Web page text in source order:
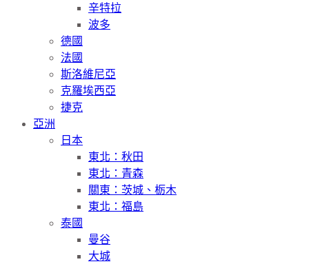
辛特拉
波多
德國
法國
斯洛維尼亞
克羅埃西亞
捷克
亞洲
日本
東北：秋田
東北：青森
關東：茨城、栃木
東北：福島
泰國
曼谷
大城